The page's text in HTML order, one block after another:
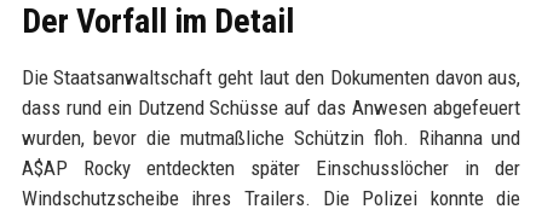
Der Vorfall im Detail
Die Staatsanwaltschaft geht laut den Dokumenten davon aus,
dass rund ein Dutzend Schüsse auf das Anwesen abgefeuert
wurden, bevor die mutmaßliche Schützin floh. Rihanna und
A$AP Rocky entdeckten später Einschusslöcher in der
Windschutzscheibe ihres Trailers. Die Polizei konnte die